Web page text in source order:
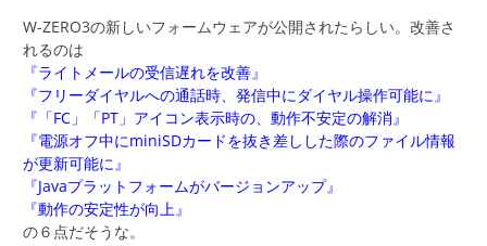
W-ZERO3の新しいフォームウェアが公開されたらしい。改善さ
れるのは
『ライトメールの受信遅れを改善』
『フリーダイヤルへの通話時、発信中にダイヤル操作可能に』
『「FC」「PT」アイコン表示時の、動作不安定の解消』
『電源オフ中にminiSDカードを抜き差しした際のファイル情報
が更新可能に』
『Javaプラットフォームがバージョンアップ』
『動作の安定性が向上』
の６点だそうな。